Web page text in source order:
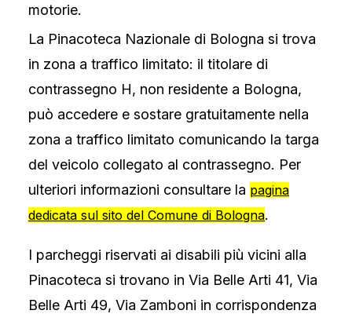
motorie.
La Pinacoteca Nazionale di Bologna si trova
in zona a traffico limitato: il titolare di
contrassegno H, non residente a Bologna,
può accedere e sostare gratuitamente nella
zona a traffico limitato comunicando la targa
del veicolo collegato al contrassegno. Per
ulteriori informazioni consultare la pagina
dedicata sul sito del Comune di Bologna.
I parcheggi riservati ai disabili più vicini alla
Pinacoteca si trovano in Via Belle Arti 41, Via
Belle Arti 49, Via Zamboni in corrispondenza